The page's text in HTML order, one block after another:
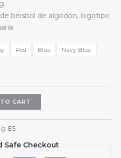
béisbol de algodón, logotipo
Red Blue
Navy Blue
CART
ES
Safe Checkout